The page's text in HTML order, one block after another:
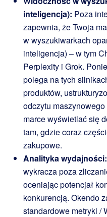
inteligencja): Poza
zapewnia, że Twoja
w wyszukiwarkach
inteligencja) – w tym
Perplexity i Grok.
polega na tych
produktów,
odczytu
marce wyświetlać się
tam, gdzie coraz
zakupowe.
Analityka wydajności:
wykracza poza
oceniając potencjał
konkurencją. Okendo
standardowe metryki /